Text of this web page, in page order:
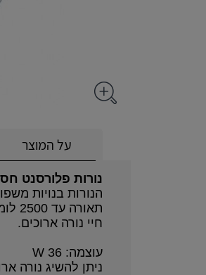
על המוצר
נורות פלורסנט
הנורות בנויות
תאורה עד 2500 לומן.
חיי נורה ארוכים.
עוצמה: 36 W
ניתן להשיג נורה